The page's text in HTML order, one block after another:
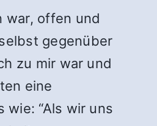
war, offen und
gegenüber
zu mir war und
eine
“Als wir uns